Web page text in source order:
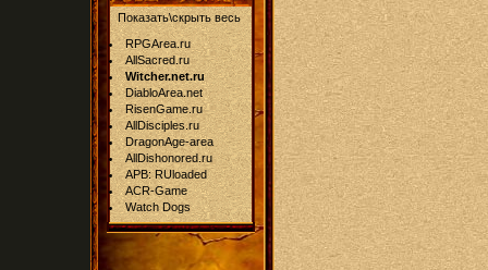
Показать\скрыть весь
RPGArea.ru
AllSacred.ru
Witcher.net.ru
DiabloArea.net
RisenGame.ru
AllDisciples.ru
DragonAge-area
AllDishonored.ru
APB: RUloaded
ACR-Game
Watch Dogs